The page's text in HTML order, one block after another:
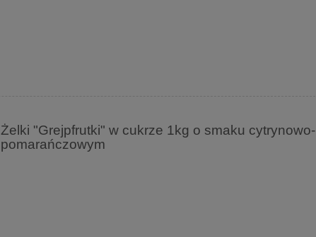
Żelki "Grejpfrutki" w cukrze 1kg o smaku cytrynowo-
pomarańczowym